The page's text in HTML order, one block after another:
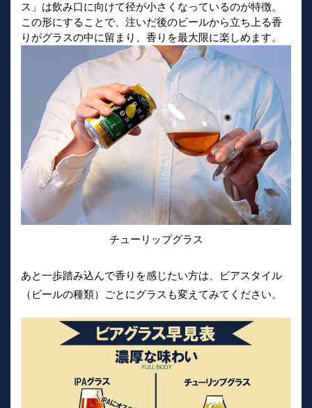
ス」は飲み口に向けて径が小さくなっているのが特徴。
この形にすることで、注いだ後のビールから立ち上る香
りがグラスの中に留まり、香りを最大限に楽しめます。
チューリップグラス
あと一歩踏み込んで香りを感じたい方は、ビアスタイル
（ビールの種類）ごとにグラスも変えてみてください。